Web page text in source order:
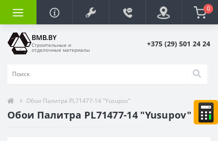
0
BMB.BY
Строительные и
отделочные материалы
+375 (29) 501 24 24
Обои Палитра PL71477-14 "Yusupov"
Обои Палитра PL71477-14 "Yusupov"